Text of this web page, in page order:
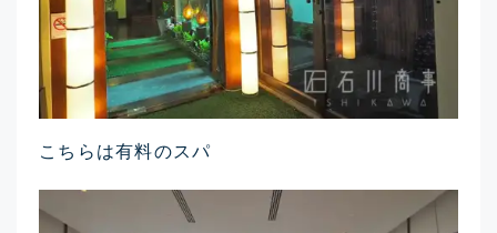
こちらは有料のスパ